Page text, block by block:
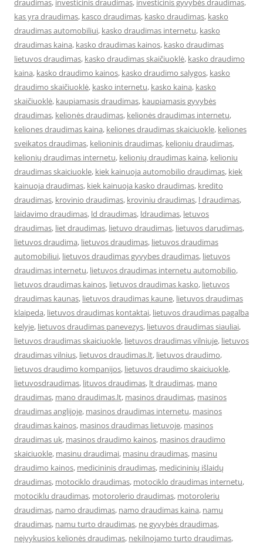
draudimas, investicinis draudimas, investicinis gyvybės draudimas,
kas yra draudimas, kasco draudimas, kasko draudimas, kasko
draudimas automobiliui, kasko draudimas internetu, kasko
draudimas kaina, kasko draudimas kainos, kasko draudimas
lietuvos draudimas, kasko draudimas skaičiuoklė, kasko draudimo
kaina, kasko draudimo kainos, kasko draudimo salygos, kasko
draudimo skaičiuoklė, kasko internetu, kasko kaina, kasko
skaičiuoklė, kaupiamasis draudimas, kaupiamasis gyvybės
draudimas, kelionės draudimas, kelionės draudimas internetu,
keliones draudimas kaina, keliones draudimas skaiciuokle, keliones
sveikatos draudimas, kelioninis draudimas, kelioniu draudimas,
kelionių draudimas internetu, kelionių draudimas kaina, kelioniu
draudimas skaiciuokle, kiek kainuoja automobilio draudimas, kiek
kainuoja draudimas, kiek kainuoja kasko draudimas, kredito
draudimas, krovinio draudimas, kroviniu draudimas, l draudimas,
laidavimo draudimas, ld draudimas, ldraudimas, letuvos
draudimas, liet draudimas, lietuvo draudimas, lietuvos darudimas,
lietuvos draudima, lietuvos draudimas, lietuvos draudimas
automobiliui, lietuvos draudimas gyvybes draudimas, lietuvos
draudimas internetu, lietuvos draudimas internetu automobilio,
lietuvos draudimas kainos, lietuvos draudimas kasko, lietuvos
draudimas kaunas, lietuvos draudimas kaune, lietuvos draudimas
klaipeda, lietuvos draudimas kontaktai, lietuvos draudimas pagalba
kelyje, lietuvos draudimas panevezys, lietuvos draudimas siauliai,
lietuvos draudimas skaiciuokle, lietuvos draudimas vilniuje, lietuvos
draudimas vilnius, lietuvos draudimas.lt, lietuvos draudimo,
lietuvos draudimo kompanijos, lietuvos draudimo skaiciuokle,
lietuvosdraudimas, lituvos draudimas, lt draudimas, mano
draudimas, mano draudimas.lt, masinos draudimas, masinos
draudimas anglijoje, masinos draudimas internetu, masinos
draudimas kainos, masinos draudimas lietuvoje, masinos
draudimas uk, masinos draudimo kainos, masinos draudimo
skaiciuokle, masinu draudimai, masinu draudimas, masinu
draudimo kainos, medicininis draudimas, medicininių išlaidų
draudimas, motociklo draudimas, motociklo draudimas internetu,
motociklu draudimas, motorolerio draudimas, motoroleriu
draudimas, namo draudimas, namo draudimas kaina, namu
draudimas, namu turto draudimas, ne gyvybės draudimas,
neįvykusios kelionės draudimas, nekilnojamo turto draudimas,